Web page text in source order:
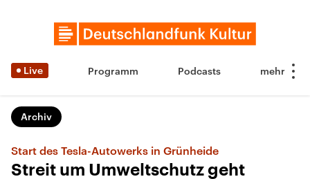
Live Programm Podcasts
Archiv
Start des Tesla-Autowerks in Grünheide
Streit um Umweltschutz geht